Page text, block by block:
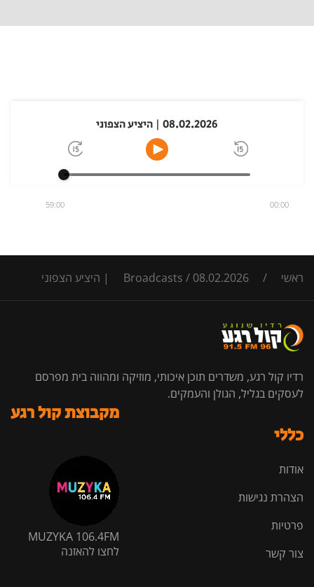
08.02.2026 | היציע הצפוני
00:00
59:00
ראשי /
Broadcasts / 08.02.2026 | היציע הצפוני
רדיו קול רגע, משדרים תוכן איכותי, מוזיקה ומהווה בית מפרסם
לעסקים בגליל, הגולן והעמקים.
כללי
אודות
הצהרת נגישות
פרטיות
צור קשר
מקבוצת קול רגע
MUZYKA 106.4FM
לחצו להאזנה